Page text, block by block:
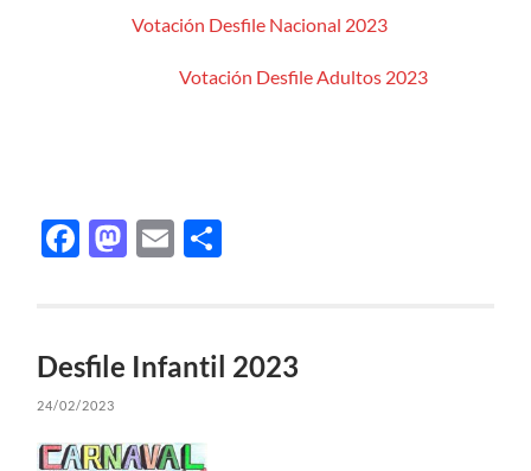
Votación Desfile Nacional 2023
Votación Desfile Adultos 2023
Facebook
Mastodon
Email
Desfile Infantil 2023
24/02/2023